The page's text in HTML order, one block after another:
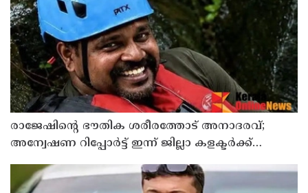
രാജേഷിന്റെ ഭൗതിക ശരീരത്തോട് അനാദരവ്;
അന്വേഷണ റിപ്പോര്‍ട്ട് ഇന്ന് ജില്ലാ കളക്ടര്‍ക്ക്